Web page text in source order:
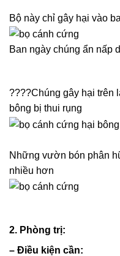
Bộ này chỉ gây hại vào
Ban ngày chúng ẩn nấp
????Chúng gây hại trên
bông bị thui rụng
Những vườn bón phân
nhiều hơn
2. Phòng trị:
– Điều kiện cần: